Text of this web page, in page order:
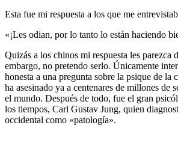
Esta fue mi respuesta a los que me
«¡Les odian, por lo tanto lo están haciendo
Quizás a los chinos mi respuesta les parezca
embargo, no pretendo serlo. Únicamente
honesta a una pregunta sobre la psique de la
ha asesinado ya a centenares de millones de
el mundo. Después de todo, fue el gran
los tiempos, Carl Gustav Jung, quien
occidental como «patología».